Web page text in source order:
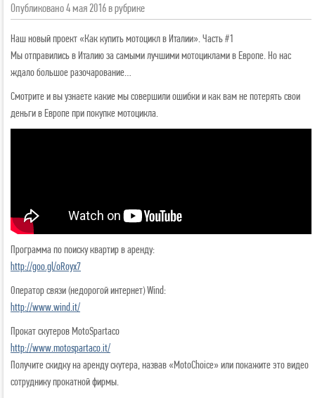
Опубликовано4 мая 2016в рубрике
Наш новый проект «Как купить мотоцикл в Италии». Часть #1
Мы отправились в Италию за самыми лучшими мотоциклами в Европе. Но нас
ждало большое разочарование…
Смотрите и вы узнаете какие мы совершили ошибки и как вам не потерять свои
деньги в Европе при покупке мотоцикла.
Программа по поиску квартир в аренду:
http://goo.gl/oRoyx7
Оператор связи (недорогой интернет) Wind:
http://www.wind.it/
Прокат скутеров MotoSpartaco
http://www.motospartaco.it/
Получите скидку на аренду скутера, назвав «MotoChoice» или покажите это видео
сотруднику прокатной фирмы.